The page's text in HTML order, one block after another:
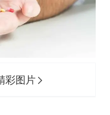
彩图片